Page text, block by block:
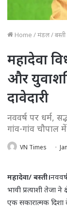
Home /मंडल/बस्ती
महादेवा
और
दावेदारी
नववर्ष पर धर्म,
गांव-गांव चौपाल
VN Times
महादेवा/ बस्ती।
भावी प्रत्याशी तेजा
एक सकारात्मक दिशा